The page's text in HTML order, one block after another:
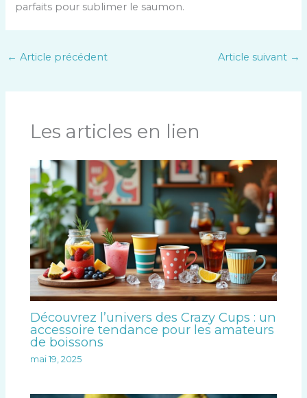
parfaits pour sublimer le saumon.
← Article précédent Article suivant →
Les articles en lien
Découvrez l’univers des Crazy Cups : un
accessoire tendance pour les amateurs
de boissons
mai 19, 2025